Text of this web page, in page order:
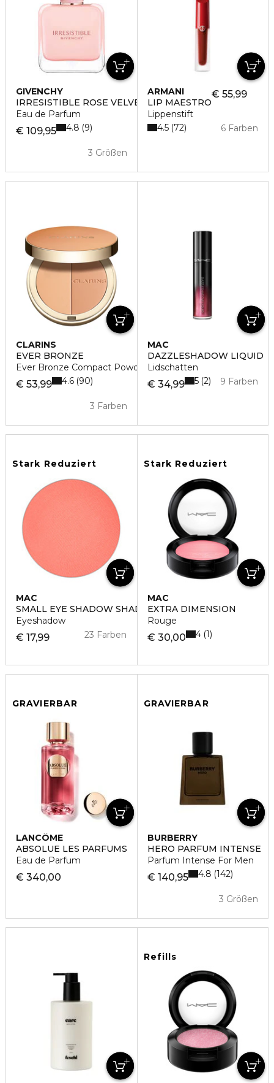
GIVENCHY
IRRESISTIBLE ROSE VELVET
Eau de Parfum
€ 109,95
3 Größen
4.8 9
ARMANI
LIP MAESTRO
Lippenstift
€ 55,99
6 Farben
4.5 72
CLARINS
EVER BRONZE
Ever Bronze Compact Powder
€ 53,99
3 Farben
4.6 90
MAC
DAZZLESHADOW LIQUID
Lidschatten
€ 34,99 9 Farben
5 2
Stark Reduziert
MAC
SMALL EYE SHADOW SHADE
Eyeshadow
€ 17,99 23 Farben
Stark Reduziert
MAC
EXTRA DIMENSION
Rouge
€ 30,00 4 1
GRAVIERBAR
LANCÔME
ABSOLUE LES PARFUMS
Eau de Parfum
€ 340,00
GRAVIERBAR
BURBERRY
HERO PARFUM INTENSE
Parfum Intense For Men
€ 140,95
3 Größen
4.8 142
Refills